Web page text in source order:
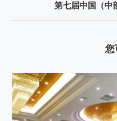
第七届中国（中
您